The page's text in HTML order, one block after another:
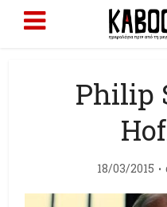
Philip
18/03/2015